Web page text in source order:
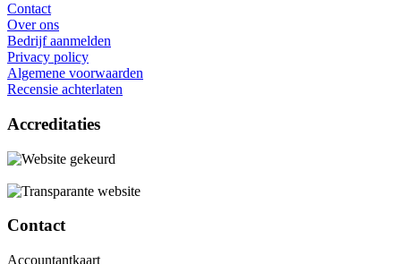
Contact
Over ons
Bedrijf aanmelden
Privacy policy
Algemene voorwaarden
Recensie achterlaten
Accreditaties
Contact
Accountantkaart